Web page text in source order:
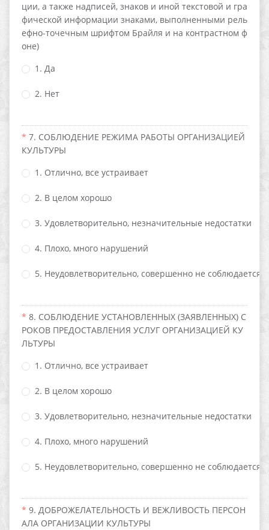
ции, а также надписей, знаков и иной текстовой и гра
фической информации знаками, выполненными рель
ефно-точечным шрифтом Брайля и на контрастном ф
оне)
1. Да
2. Нет
7. СОБЛЮДЕНИЕ РЕЖИМА РАБОТЫ ОРГАНИЗАЦИЕЙ
КУЛЬТУРЫ
1. Отлично, все устраивает
2. В целом хорошо
3. Удовлетворительно, незначительные недостатки
4. Плохо, много нарушений
5. Неудовлетворительно, совершенно не соблюдается
8. СОБЛЮДЕНИЕ УСТАНОВЛЕННЫХ (ЗАЯВЛЕННЫХ) С
РОКОВ ПРЕДОСТАВЛЕНИЯ УСЛУГ ОРГАНИЗАЦИЕЙ КУ
ЛЬТУРЫ
1. Отлично, все устраивает
2. В целом хорошо
3. Удовлетворительно, незначительные недостатки
4. Плохо, много нарушений
5. Неудовлетворительно, совершенно не соблюдается
9. ДОБРОЖЕЛАТЕЛЬНОСТЬ И ВЕЖЛИВОСТЬ ПЕРСОН
АЛА ОРГАНИЗАЦИИ КУЛЬТУРЫ